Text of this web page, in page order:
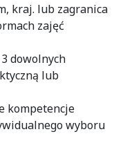
kraj. lub zagranica
zajęć
dowolnych
lub
kompetencje
wyboru